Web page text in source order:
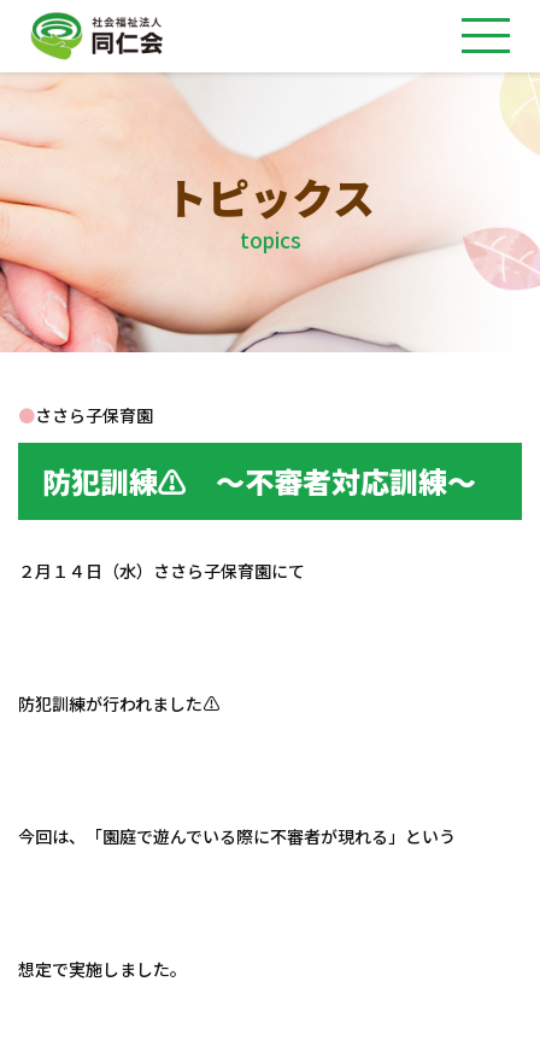
トピックス
topics
●ささら子保育園
防犯訓練⚠ ～不審者対応訓練～
２月１４日（水）ささら子保育園にて
防犯訓練が行われました⚠
今回は、「園庭で遊んでいる際に不審者が現れる」という
想定で実施しました。